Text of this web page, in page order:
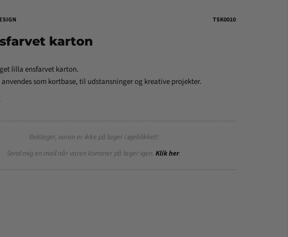
TSK0010
karton
lilla ensfarvet karton.
som kortbase, til udstansninger og kreative projekter.
Beklager, varen er ikke på lager i øjeblikket!
Send mig en mail når varen kommer på lager igen. Klik her.